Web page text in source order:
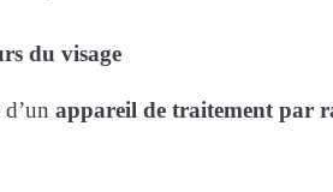
du visage
appareil de traitement par